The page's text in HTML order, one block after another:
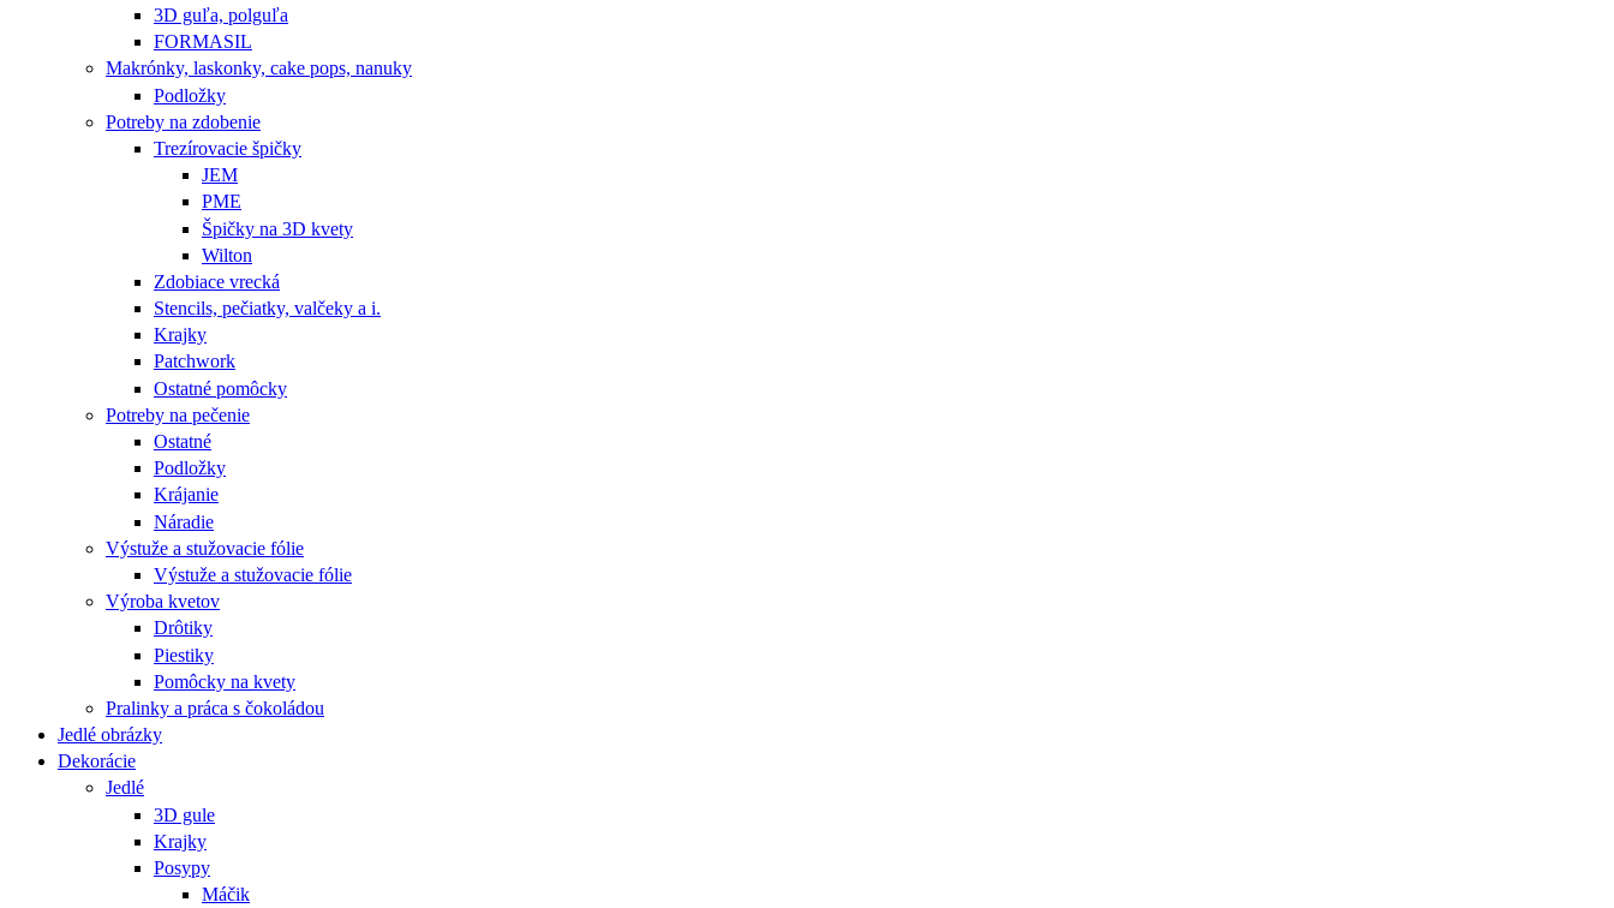
3D guľa, polguľa
FORMASIL
Makrónky, laskonky, cake pops, nanuky
Podložky
Potreby na zdobenie
Trezírovacie špičky
JEM
PME
Špičky na 3D kvety
Wilton
Zdobiace vrecká
Stencils, pečiatky, valčeky a i.
Krajky
Patchwork
Ostatné pomôcky
Potreby na pečenie
Ostatné
Podložky
Krájanie
Náradie
Výstuže a stužovacie fólie
Výstuže a stužovacie fólie
Výroba kvetov
Drôtiky
Piestiky
Pomôcky na kvety
Pralinky a práca s čokoládou
Jedlé obrázky
Dekorácie
Jedlé
3D gule
Krajky
Posypy
Máčik